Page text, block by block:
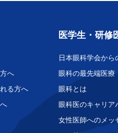
へ
る方へ
医学生・研修
日本眼科学会から
眼科の最先端医療
眼科とは
眼科医のキャリア
女性医師へのメッ